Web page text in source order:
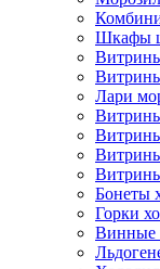
Шкафы
Лари
Бонеты
Горки